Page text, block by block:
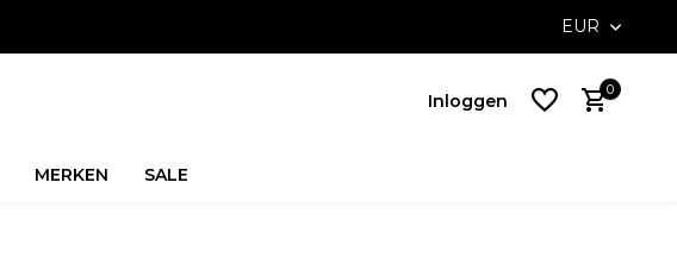
Free delivery on NL orders above €100,-
EUR
Inloggen
0
MERKEN SALE